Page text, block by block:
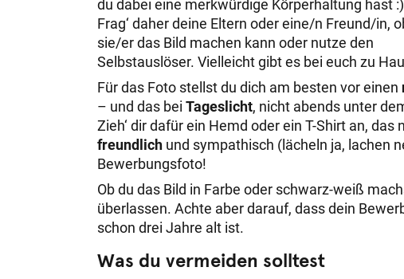
du dabei eine merkwürdige Körperhaltung hast :)
Frag‘ daher deine Eltern oder eine/n Freund/in,
sie/er das Bild machen kann oder nutze den
Selbstauslöser. Vielleicht gibt es bei euch zu
Für das Foto stellst du dich am besten vor einen
– und das bei Tageslicht, nicht abends unter
Zieh‘ dir dafür ein Hemd oder ein T-Shirt an,
freundlich und sympathisch (lächeln ja, lachen
Bewerbungsfoto!
Ob du das Bild in Farbe oder schwarz-weiß
überlassen. Achte aber darauf, dass dein
schon drei Jahre alt ist.
Was du vermeiden solltest